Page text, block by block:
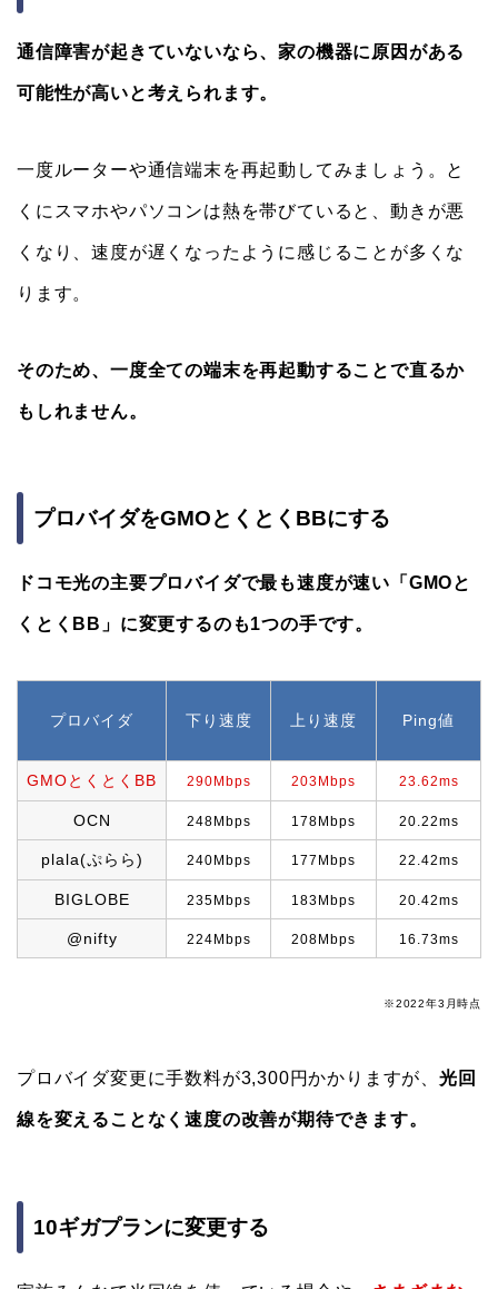
通信障害が起きていないなら、家の機器に原因がある
可能性が高いと考えられます。
一度ルーターや通信端末を再起動してみましょう。と
くにスマホやパソコンは熱を帯びていると、動きが悪
くなり、速度が遅くなったように感じることが多くな
ります。
そのため、一度全ての端末を再起動することで直るか
もしれません。
プロバイダをGMOとくとくBBにする
ドコモ光の主要プロバイダで最も速度が速い「GMOと
くとくBB」に変更するのも1つの手です。
プロバイダ 下り速度 上り速度 Ping値
GMOとくとくBB 290Mbps 203Mbps 23.62ms
OCN 248Mbps 178Mbps 20.22ms
plala(ぷらら) 240Mbps 177Mbps 22.42ms
BIGLOBE 235Mbps 183Mbps 20.42ms
@nifty 224Mbps 208Mbps 16.73ms
※2022年3月時点
プロバイダ変更に手数料が3,300円かかりますが、 光回
線を変えることなく速度の改善が期待できます。
10ギガプランに変更する